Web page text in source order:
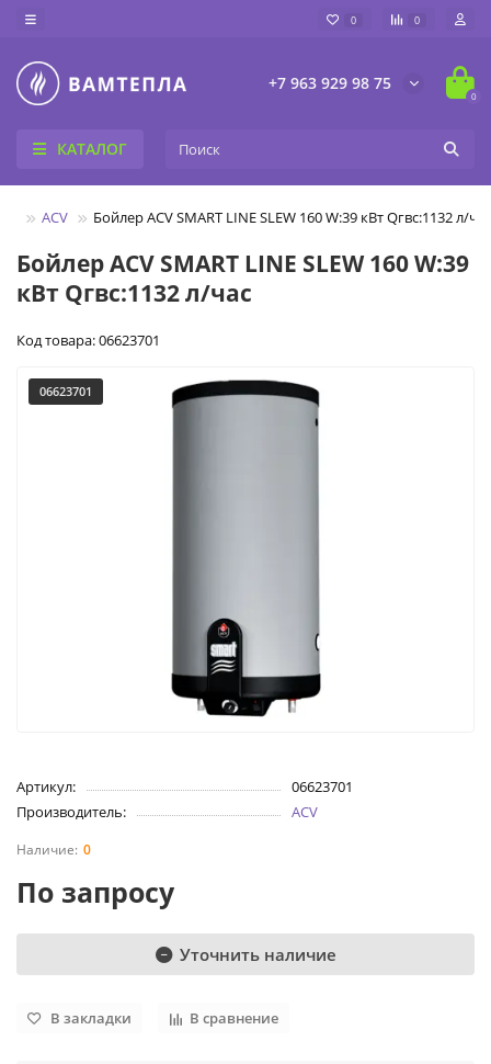
0 0
+7 963 929 98 75
0
КАТАЛОГ
ACV Бойлер ACV SMART LINE SLEW 160 W:39 кВт Qгвс:1132 л/час
Бойлер ACV SMART LINE SLEW 160 W:39
кВт Qгвс:1132 л/час
Код товара: 06623701
06623701
Артикул:
06623701
Производитель:
ACV
0
По запросу
Уточнить наличие
В закладки В сравнение